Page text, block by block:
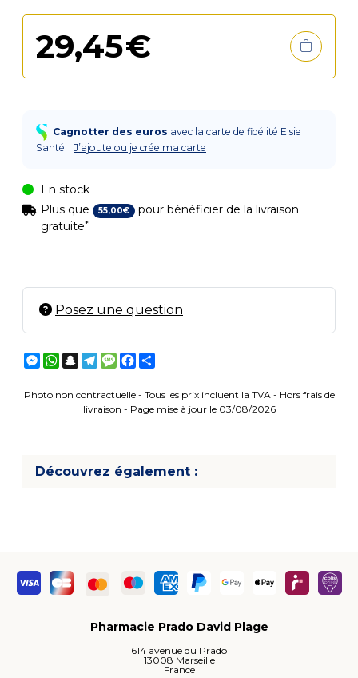
29,45€
Cagnotter des euros avec la carte de fidélité Elsie
Santé
J’ajoute ou je crée ma carte
En stock
Plus que
55,00€ pour bénéficier de la livraison
gratuite*
Posez une question
Messenger
WhatsApp
Snapchat
Telegram
MessageFacebook
Photo non contractuelle - Tous les prix incluent la TVA - Hors frais de
livraison - Page mise à jour le 03/08/2026
Découvrez également :
Pharmacie Prado David Plage
614 avenue du Prado
13008 Marseille
France